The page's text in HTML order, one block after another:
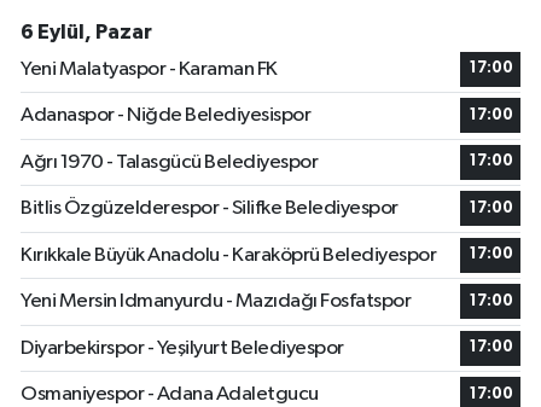
6 Eylül, Pazar
Yeni Malatyaspor - Karaman FK
17:00
Adanaspor - Niğde Belediyesispor 17:00
Ağrı 1970 - Talasgücü Belediyespor 17:00
Bitlis Özgüzelderespor - Silifke Belediyespor 17:00
Kırıkkale Büyük Anadolu - Karaköprü Belediyespor 17:00
Yeni Mersin Idmanyurdu - Mazıdağı Fosfatspor 17:00
Diyarbekirspor - Yeşilyurt Belediyespor 17:00
Osmaniyespor - Adana Adaletgucu 17:00